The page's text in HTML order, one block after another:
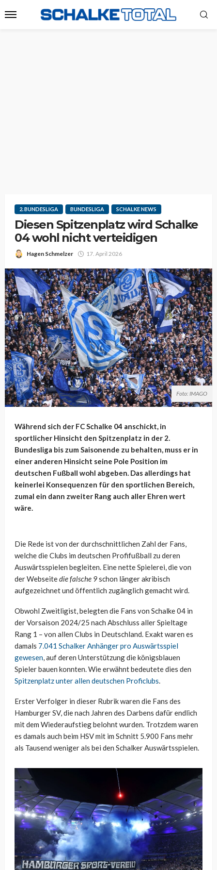
2. BUNDESLIGA BUNDESLIGA SCHALKE NEWS
Diesen Spitzenplatz wird Schalke
04 wohl nicht verteidigen
Hagen Schmelzer 17. April 2026
Foto: IMAGO
Während sich der FC Schalke 04 anschickt, in
sportlicher Hinsicht den Spitzenplatz in der 2.
Bundesliga bis zum Saisonende zu behalten, muss er in
einer anderen Hinsicht seine Pole Position im
deutschen Fußball wohl abgeben. Das allerdings hat
keinerlei Konsequenzen für den sportlichen Bereich,
zumal ein dann zweiter Rang auch aller Ehren wert
wäre.
Die Rede ist von der durchschnittlichen Zahl der Fans,
welche die Clubs im deutschen Profifußball zu deren
Auswärtsspielen begleiten. Eine nette Spielerei, die von
der Webseitedie falsche 9schon länger akribisch
aufgezeichnet und öffentlich zugänglich gemacht wird.
Obwohl Zweitligist, belegten die Fans von Schalke 04 in
der Vorsaison 2024/25 nach Abschluss aller Spieltage
Rang 1 – von allen Clubs in Deutschland. Exakt waren es
damals 7.041 Schalker Anhänger pro Auswärtsspiel
gewesen, auf deren Unterstützung die königsblauen
Spieler bauen konnten. Wie erwähnt bedeutete dies den
Spitzenplatz unter allen deutschen Proficlubs.
Erster Verfolger in dieser Rubrik waren die Fans des
Hamburger SV, die nach Jahren des Darbens dafür endlich
mit dem Wiederaufstieg belohnt wurden. Trotzdem waren
es damals auch beim HSV mit im Schnitt 5.900 Fans mehr
als Tausend weniger als bei den Schalker Auswärtsspielen.